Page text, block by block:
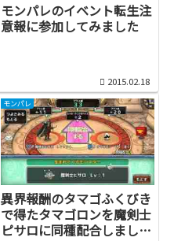
モンパレのイベント転生注
意報に参加してみました
2015.02.18
モンパレ
異界報酬のタマゴふくびき
で得たタマゴロンを魔剣士
ピサロに同種配合しまし